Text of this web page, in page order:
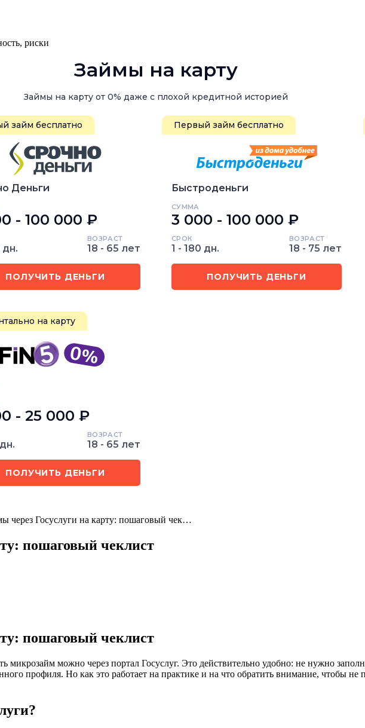
риски
Займы на карту
Займы на карту от 0% даже с плохой кредитной историей
займ бесплатно
Деньги
- 100 000 ₽
дн.
ВОЗРАСТ
18 - 65 лет
ПОЛУЧИТЬ ДЕНЬГИ
Первый займ бесплатно
Быстроденьги
СУММА
3 000 - 100 000 ₽
СРОК
1 - 180 дн.
ВОЗРАСТ
18 - 75 лет
ПОЛУЧИТЬ ДЕНЬГИ
на карту
- 25 000 ₽
ВОЗРАСТ
18 - 65 лет
ПОЛУЧИТЬ ДЕНЬГИ
через Госуслуги на карту: пошаговый чек…
пошаговый чеклист
пошаговый чеклист
можно через портал Госуслуг. Это действительно удобно: не нужно
профиля. Но как это работает на практике и на что обратить внимание, чтобы